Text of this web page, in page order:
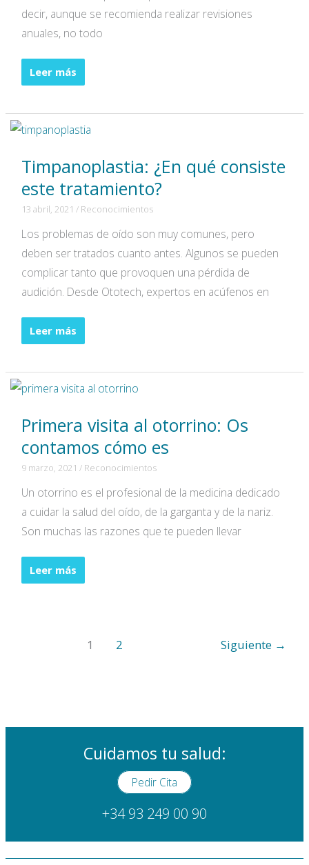
decir, aunque se recomienda realizar revisiones
anuales, no todo
Miringoplastia:
¿Qué
y
se
realiza?
Leer más
Timpanoplastia: ¿En qué consiste
este tratamiento?
13 abril, 2021 / Reconocimientos
Los problemas de oído son muy comunes, pero
deben ser tratados cuanto antes. Algunos se pueden
complicar tanto que provoquen una pérdida de
audición. Desde Ototech, expertos en acúfenos en
Timpanoplastia:
¿En
consiste
tratamiento?
Leer más
Primera visita al otorrino: Os
contamos cómo es
9 marzo, 2021 / Reconocimientos
Un otorrino es el profesional de la medicina dedicado
a cuidar la salud del oído, de la garganta y de la nariz.
Son muchas las razones que te pueden llevar
Primera
visita
Leer más
1 2 Siguiente →
Cuidamos tu salud:
Pedir Cita
+34 93 249 00 90